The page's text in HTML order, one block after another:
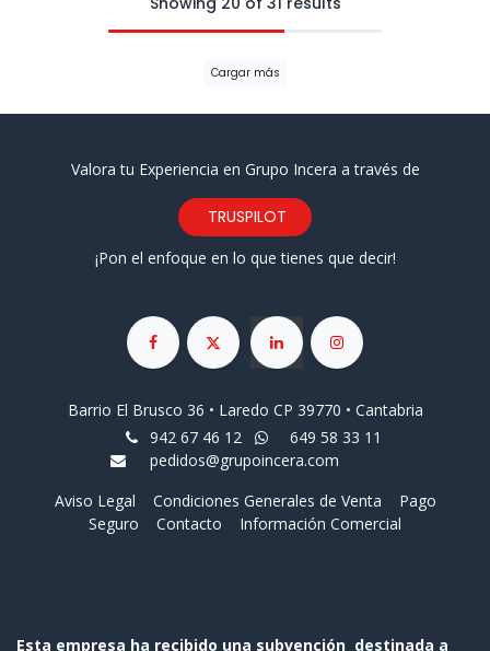
Cargar más
Valora tu Experiencia en Grupo Incera a través de
TRUSPILOT
¡Pon el enfoque en lo que tienes que decir!
Barrio El Brusco 36 • Laredo CP 39770 • Cantabria
942 67 46 12
649 58 33 11
pedidos@grupoincera.com
Aviso Legal
Condiciones Generales de Venta
Pago
Seguro
Contacto Información Comercial
Esta empresa ha recibido una subvención destinada a